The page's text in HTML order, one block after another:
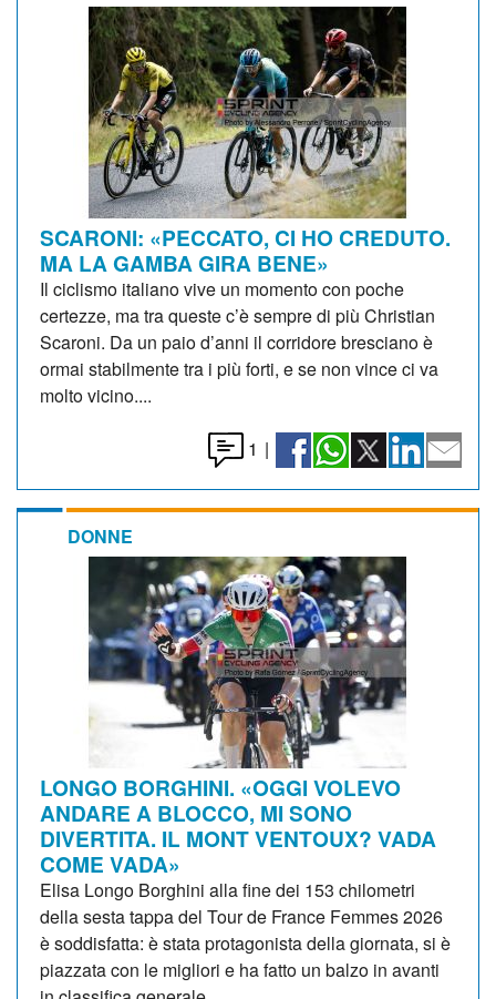
SCARONI: «PECCATO, CI HO CREDUTO.
MA LA GAMBA GIRA BENE»
Il ciclismo italiano vive un momento con poche
certezze, ma tra queste c’è sempre di più Christian
Scaroni. Da un paio d’anni il corridore bresciano è
ormai stabilmente tra i più forti, e se non vince ci va
molto vicino....
1 |
DONNE
LONGO BORGHINI. «OGGI VOLEVO
ANDARE A BLOCCO, MI SONO
DIVERTITA. IL MONT VENTOUX? VADA
COME VADA»
Elisa Longo Borghini alla fine dei 153 chilometri
della sesta tappa del Tour de France Femmes 2026
è soddisfatta: è stata protagonista della giornata, si è
piazzata con le migliori e ha fatto un balzo in avanti